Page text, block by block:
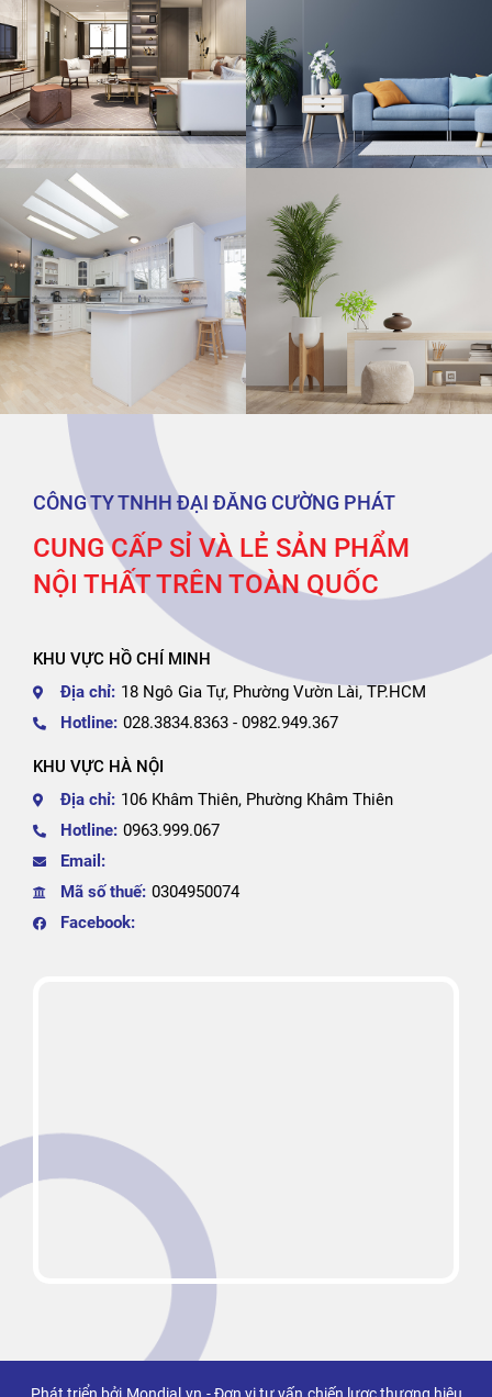
CÔNG TY TNHH ĐẠI ĐĂNG CƯỜNG PHÁT
CUNG CẤP SỈ VÀ LẺ SẢN PHẨM
NỘI THẤT TRÊN TOÀN QUỐC
KHU VỰC HỒ CHÍ MINH
Địa chỉ: 18 Ngô Gia Tự, Phường Vườn Lài, TP.HCM
Hotline: 028.3834.8363 - 0982.949.367
KHU VỰC HÀ NỘI
Địa chỉ: 106 Khâm Thiên, Phường Khâm Thiên
Hotline: 0963.999.067
Email:
Mã số thuế: 0304950074
Facebook: